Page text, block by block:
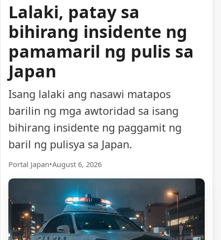
Lalaki, patay sa
bihirang insidente ng
pamamaril ng pulis sa
Japan
Isang lalaki ang nasawi matapos
barilin ng mga awtoridad sa isang
bihirang insidente ng paggamit ng
baril ng pulisya sa Japan.
Portal Japan•August 6, 2026